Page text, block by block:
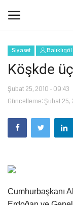
Giriş Yap
Anasayfa
Köşe Yazıları
Şanlıurfa
Eğitim
Siyaset Balıklıgöl
Köşkde
Şubat 25, 2010 - 09:43
Güncelleme: Şubat 25,
Cumhurbaşkanı